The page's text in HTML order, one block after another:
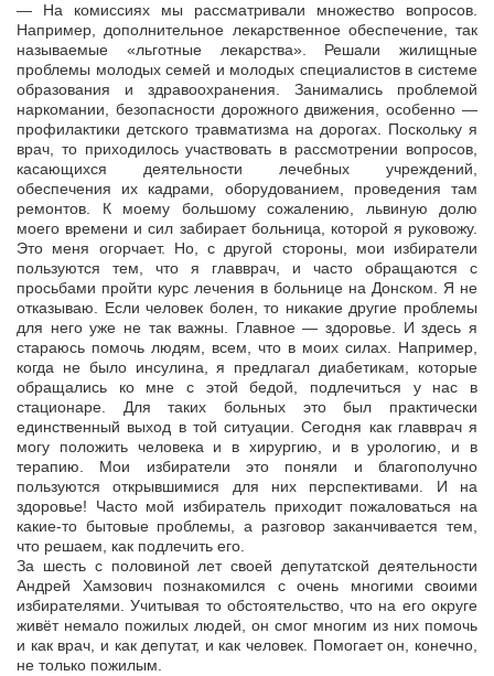
— На комиссиях мы рассматривали множество вопросов.
Например, дополнительное лекарственное обеспечение, так
называемые «льготные лекарства». Решали жилищные
проблемы молодых семей и молодых специалистов в системе
образования и здравоохранения. Занимались проблемой
наркомании, безопасности дорожного движения, особенно —
профилактики детского травматизма на дорогах. Поскольку я
врач, то приходилось участвовать в рассмотрении вопросов,
касающихся деятельности лечебных учреждений,
обеспечения их кадрами, оборудованием, проведения там
ремонтов. К моему большому сожалению, львиную долю
моего времени и сил забирает больница, которой я руковожу.
Это меня огорчает. Но, с другой стороны, мои избиратели
пользуются тем, что я главврач, и часто обращаются с
просьбами пройти курс лечения в больнице на Донском. Я не
отказываю. Если человек болен, то никакие другие проблемы
для него уже не так важны. Главное — здоровье. И здесь я
стараюсь помочь людям, всем, что в моих силах. Например,
когда не было инсулина, я предлагал диабетикам, которые
обращались ко мне с этой бедой, подлечиться у нас в
стационаре. Для таких больных это был практически
единственный выход в той ситуации. Сегодня как главврач я
могу положить человека и в хирургию, и в урологию, и в
терапию. Мои избиратели это поняли и благополучно
пользуются открывшимися для них перспективами. И на
здоровье! Часто мой избиратель приходит пожаловаться на
какие-то бытовые проблемы, а разговор заканчивается тем,
что решаем, как подлечить его.
За шесть с половиной лет своей депутатской деятельности
Андрей Хамзович познакомился с очень многими своими
избирателями. Учитывая то обстоятельство, что на его округе
живёт немало пожилых людей, он смог многим из них помочь
и как врач, и как депутат, и как человек. Помогает он, конечно,
не только пожилым.